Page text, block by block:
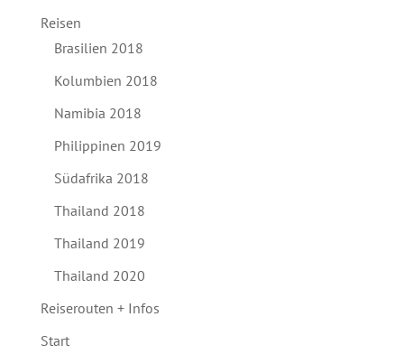
Reisen
Brasilien 2018
Kolumbien 2018
Namibia 2018
Philippinen 2019
Südafrika 2018
Thailand 2018
Thailand 2019
Thailand 2020
Reiserouten + Infos
Start